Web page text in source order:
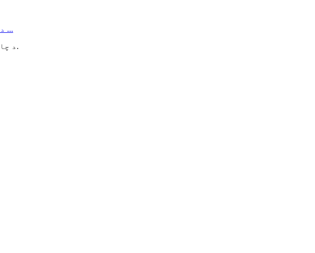
د ژینګینګ ځواک - تاسو دې ته بوځي ...
© د چاپ حق - 2020-2022: ټول حقونه خوندي دي.